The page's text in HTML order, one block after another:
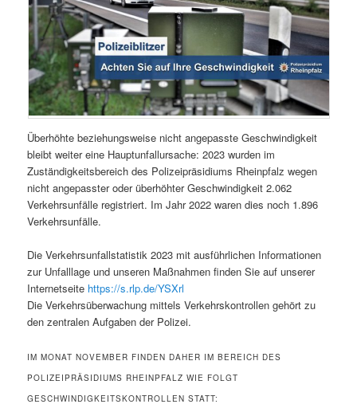
Überhöhte beziehungsweise nicht angepasste Geschwindigkeit
bleibt weiter eine Hauptunfallursache: 2023 wurden im
Zuständigkeitsbereich des Polizeipräsidiums Rheinpfalz wegen
nicht angepasster oder überhöhter Geschwindigkeit 2.062
Verkehrsunfälle registriert. Im Jahr 2022 waren dies noch 1.896
Verkehrsunfälle.
Die Verkehrsunfallstatistik 2023 mit ausführlichen Informationen
zur Unfalllage und unseren Maßnahmen finden Sie auf unserer
Internetseite https://s.rlp.de/YSXrl
Die Verkehrsüberwachung mittels Verkehrskontrollen gehört zu
den zentralen Aufgaben der Polizei.
IM MONAT NOVEMBER FINDEN DAHER IM BEREICH DES
POLIZEIPRÄSIDIUMS RHEINPFALZ WIE FOLGT
GESCHWINDIGKEITSKONTROLLEN STATT: